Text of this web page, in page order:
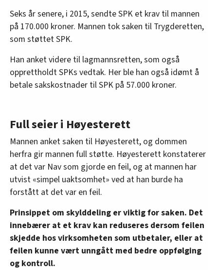
Seks år senere, i 2015, sendte SPK et krav til mannen
på 170.000 kroner. Mannen tok saken til Trygderetten,
som støttet SPK.
Han anket videre til lagmannsretten, som også
opprettholdt SPKs vedtak. Her ble han også idømt å
betale sakskostnader til SPK på 57.000 kroner.
Full seier i Høyesterett
Mannen anket saken til Høyesterett, og dommen
herfra gir mannen full støtte. Høyesterett konstaterer
at det var Nav som gjorde en feil, og at mannen har
utvist «simpel uaktsomhet» ved at han burde ha
forstått at det var en feil.
Prinsippet om skylddeling er viktig for saken. Det
innebærer at et krav kan reduseres dersom feilen
skjedde hos virksomheten som utbetaler, eller at
feilen kunne vært unngått med bedre oppfølging
og kontroll.